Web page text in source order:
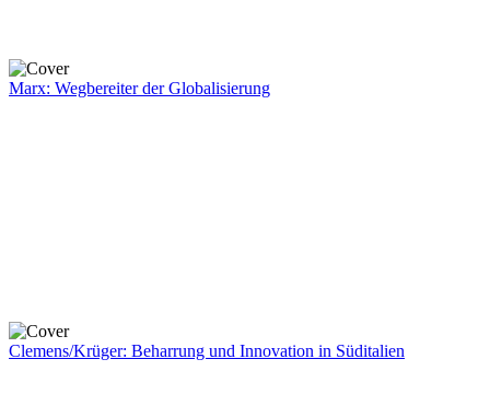
Marx: Wegbereiter der Globalisierung
Clemens/Krüger: Beharrung und Innovation in Süditalien